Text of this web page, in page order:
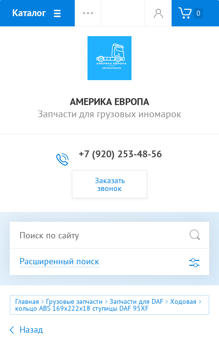
Каталог 0
АМЕРИКА ЕВРОПА
Запчасти для грузовых иномарок
+7 (920) 253-48-56
Заказать
звонок
Расширенный поиск
Главная Грузовые запчасти Запчасти для DAF Ходовая
кольцо ABS 169x222x18 ступицы DAF 95XF
Назад